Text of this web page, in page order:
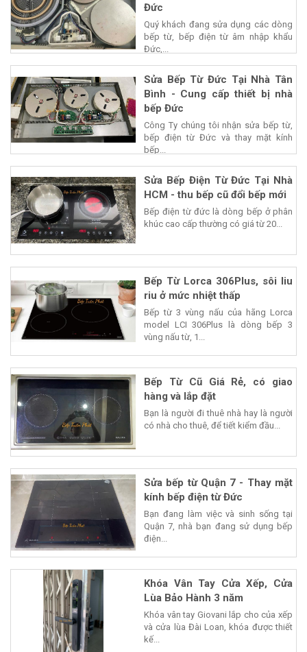
Đức
Quý khách đang sửa dụng các dòng
bếp từ, bếp điện từ âm nhập khẩu
Đức,...
Sửa Bếp Từ Đức Tại Nhà Tân
Bình - Cung cấp thiết bị nhà
bếp Đức
Công Ty chúng tôi nhận sửa bếp từ,
bếp điện từ Đức và thay mặt kính
bếp...
Sửa Bếp Điện Từ Đức Tại Nhà
HCM - thu bếp cũ đổi bếp mới
Bếp điện từ đức là dòng bếp ở phân
khúc cao cấp thường có giá từ 20...
Bếp Từ Lorca 306Plus, sôi liu
riu ở mức nhiệt thấp
Bếp từ 3 vùng nấu của hãng Lorca
model LCI 306Plus là dòng bếp 3
vùng nấu từ, 1...
Bếp Từ Cũ Giá Rẻ, có giao
hàng và lắp đặt
Bạn là người đi thuê nhà hay là người
có nhà cho thuê, để tiết kiểm đầu...
Sửa bếp từ Quận 7 - Thay mặt
kính bếp điện từ Đức
Bạn đang làm việc và sinh sống tại
Quận 7, nhà bạn đang sử dụng bếp
điện...
Khóa Vân Tay Cửa Xếp, Cửa
Lùa Bảo Hành 3 năm
Khóa vân tay Giovani lắp cho của xếp
và cửa lùa Đài Loan, khóa được thiết
kế...